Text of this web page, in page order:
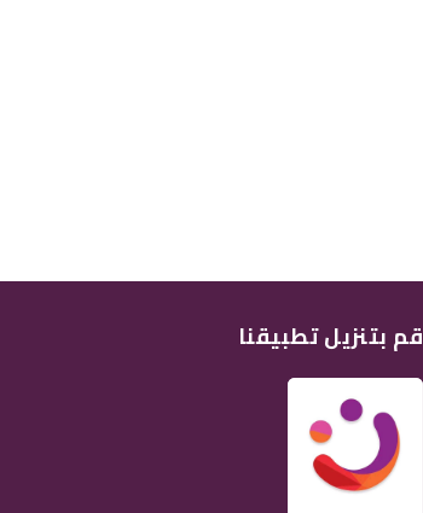
قم بتنزيل تطبيقنا